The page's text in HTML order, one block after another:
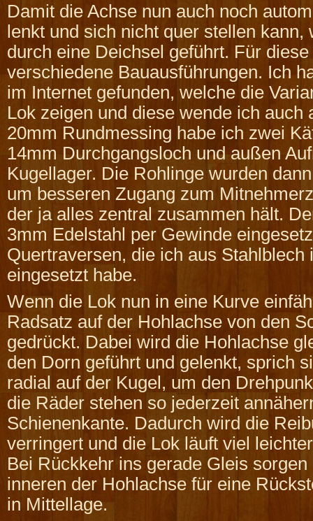
Damit die Achse nun auch noch
lenkt und sich nicht quer stellen
durch eine Deichsel geführt. Für
verschiedene Bauausführungen. Ich
im Internet gefunden, welche die
Lok zeigen und diese wende ich auch
20mm Rundmessing habe ich zwei
14mm Durchgangsloch und außen
Kugellager. Die Rohlinge wurden
um besseren Zugang zum
der ja alles zentral zusammen hält.
3mm Edelstahl per Gewinde
Quertraversen, die ich aus Stahlblech
eingesetzt habe.
Wenn die Lok nun in eine Kurve
Radsatz auf der Hohlachse von den
gedrückt. Dabei wird die Hohlachse
den Dorn geführt und gelenkt, sprich
radial auf der Kugel, um den
die Räder stehen so jederzeit
Schienenkante. Dadurch wird die
verringert und die Lok läuft viel
Bei Rückkehr ins gerade Gleis
inneren der Hohlachse für eine
in Mittellage.